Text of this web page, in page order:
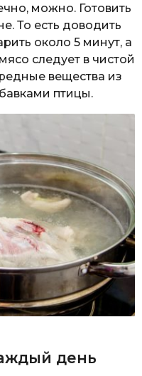
можно. Готовить
То есть доводить
около 5 минут, а
следует в чистой
вещества из
птицы.
день